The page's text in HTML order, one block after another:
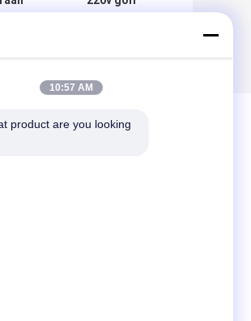
10:57 AM
product are you looking